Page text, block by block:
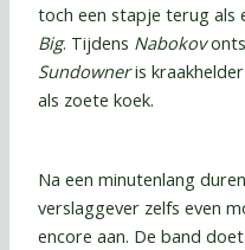
toch een stapje terug
Big. Tijdens Nabokov
Sundowneris
als zoete koek.
Na een minutenlang
verslaggever zelfs even
encore aan. De band